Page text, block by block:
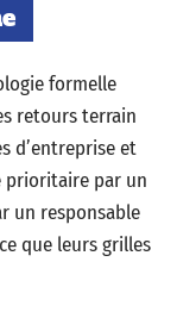
formelle
retours terrain
d’entreprise et
prioritaire par un
un responsable
que leurs grilles